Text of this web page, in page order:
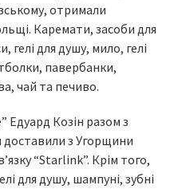
отримали
Каремати, засоби для
для душу, мило, гелі
павербанки,
чай та печиво.
Козін разом з
доставили з Угорщини
“Starlink”. Крім того,
для душу, шампуні, зубні